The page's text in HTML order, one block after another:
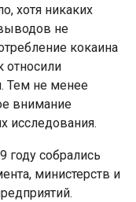
хотя никаких
не
кокаина
относили
Тем не менее
внимание
исследования.
году собрались
министерств и